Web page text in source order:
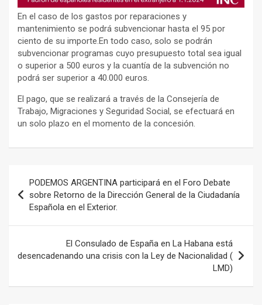
En el caso de los gastos por reparaciones y
mantenimiento se podrá subvencionar hasta el 95 por
ciento de su importe.En todo caso, solo se podrán
subvencionar programas cuyo presupuesto total sea igual
o superior a 500 euros y la cuantía de la subvención no
podrá ser superior a 40.000 euros.
El pago, que se realizará a través de la Consejería de
Trabajo, Migraciones y Seguridad Social, se efectuará en
un solo plazo en el momento de la concesión.
de
entradas
PODEMOS ARGENTINA participará en el Foro Debate
sobre Retorno de la Dirección General de la Ciudadanía
Española en el Exterior.
El Consulado de España en La Habana está
desencadenando una crisis con la Ley de Nacionalidad (
LMD)